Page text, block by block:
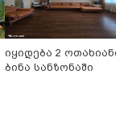
იყიდება 2 ოთახიანი
ბინა სანზონაში